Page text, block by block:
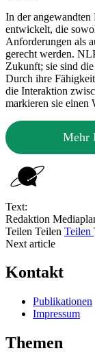
In der angewandten
entwickelt, die
Anforderungen als
gerecht werden.
Zukunft; sie sind
Durch ihre
die Interaktion
markieren sie einen
Mehr
Text:
Redaktion
Teilen Teilen Teilen
Next article
Kontakt
Publikationen
Impressum
Themen